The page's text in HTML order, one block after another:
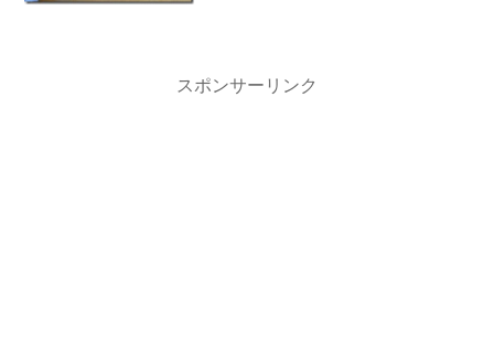
スポンサーリンク